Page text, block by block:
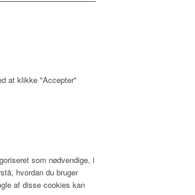
at klikke "Accepter"
som nødvendige, i
hvordan du bruger
af disse cookies kan